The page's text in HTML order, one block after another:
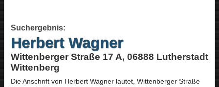
Suchergebnis:
Herbert Wagner
Wittenberger Straße 17 A, 06888 Lutherstadt
Wittenberg
Die Anschrift von Herbert Wagnerlautet, Wittenberger Straße